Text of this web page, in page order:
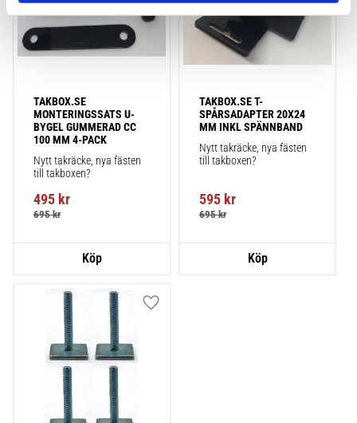
TAKBOX.SE
MONTERINGSSATS U-
BYGEL GUMMERAD CC
100 MM 4-PACK
Nytt takräcke, nya fästen
till takboxen?
495 kr
695kr
TAKBOX.SE T-
SPÅRSADAPTER 20X24
MM INKL SPÄNNBAND
Nytt takräcke, nya fästen
till takboxen?
595 kr
695kr
Lägg till i favoriter